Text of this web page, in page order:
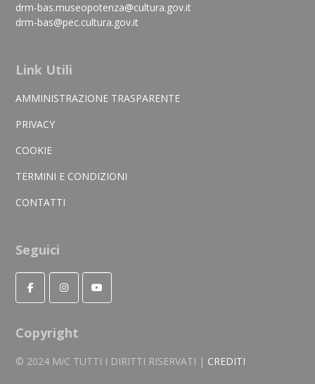
drm-bas.museopotenza@cultura.gov.it
drm-bas@pec.cultura.gov.it
Link Utili
AMMINISTRAZIONE TRASPARENTE
PRIVACY
COOKIE
TERMINI E CONDIZIONI
CONTATTI
Seguici
Copyright
© 2024 MiC TUTTI I DIRITTI RISERVATI | CREDITI